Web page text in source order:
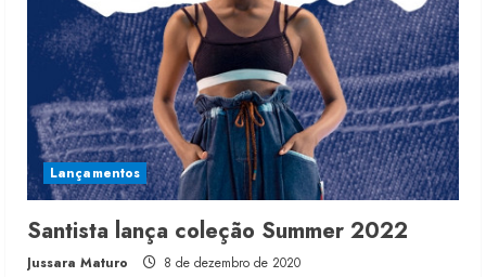
Lançamentos
Santista lança coleção Summer 2022
Jussara Maturo 8 de dezembro de 2020
Moda vende US$63,7 bilhões em
produtos licenciados